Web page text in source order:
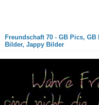
Freundschaft 70 - GB Pics,
Bilder, Jappy Bilder